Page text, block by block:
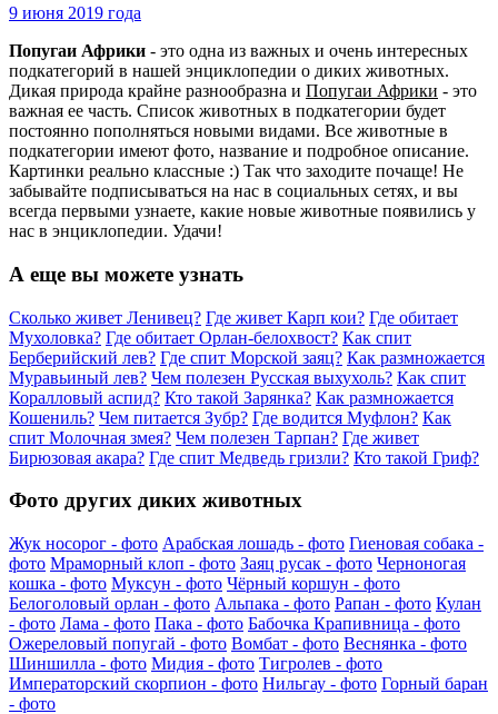
9 июня 2019 года
Попугаи Африки - это одна из важных и очень интересных
подкатегорий в нашей энциклопедии о диких животных.
Дикая природа крайне разнообразна и Попугаи Африки - это
важная ее часть. Список животных в подкатегории будет
постоянно пополняться новыми видами. Все животные в
подкатегории имеют фото, название и подробное описание.
Картинки реально классные :) Так что заходите почаще! Не
забывайте подписываться на нас в социальных сетях, и вы
всегда первыми узнаете, какие новые животные появились у
нас в энциклопедии. Удачи!
А еще вы можете узнать
Сколько живет Ленивец? Где живет Карп кои? Где обитает
Мухоловка? Где обитает Орлан-белохвост? Как спит
Берберийский лев? Где спит Морской заяц? Как размножается
Муравьиный лев? Чем полезен Русская выхухоль? Как спит
Коралловый аспид? Кто такой Зарянка? Как размножается
Кошениль? Чем питается Зубр? Где водится Муфлон? Как
спит Молочная змея? Чем полезен Тарпан? Где живет
Бирюзовая акара? Где спит Медведь гризли? Кто такой Гриф?
Фото других диких животных
Жук носорог - фото Арабская лошадь - фото Гиеновая собака -
фото Мраморный клоп - фото Заяц русак - фото Черноногая
кошка - фото Муксун - фото Чёрный коршун - фото
Белоголовый орлан - фото Альпака - фото Рапан - фото Кулан
- фото Лама - фото Пака - фото Бабочка Крапивница - фото
Ожереловый попугай - фото Вомбат - фото Веснянка - фото
Шиншилла - фото Мидия - фото Тигролев - фото
Императорский скорпион - фото Нильгау - фото Горный баран
- фото